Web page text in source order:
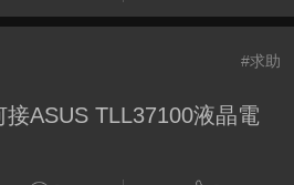
#求助
ASUS TLL37100液晶電